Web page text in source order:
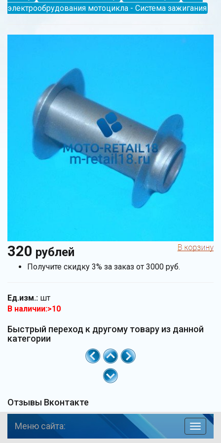
электрообрудования мотоцикла - Система зажигания
320 рублей
Получите скидку 3% за заказ от 3000 руб.
Ед.изм.: шт
В наличии:>10
Быстрый переход к другому товару из данной
категории
Отзывы Вконтакте
по
Меню сайта: